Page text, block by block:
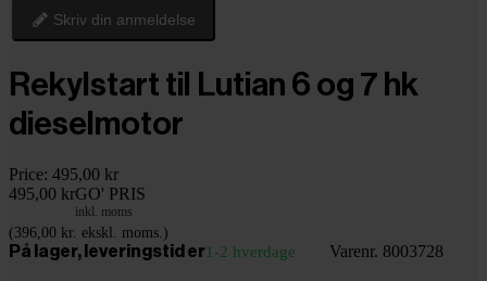
Skriv din anmeldelse
Rekylstart til Lutian 6 og 7 hk
dieselmotor
Price: 495,00 kr
495,00 krGO' PRIS
inkl. moms
(396,00 kr. ekskl. moms.)
På lager, leveringstid er1-2 hverdage Varenr. 8003728